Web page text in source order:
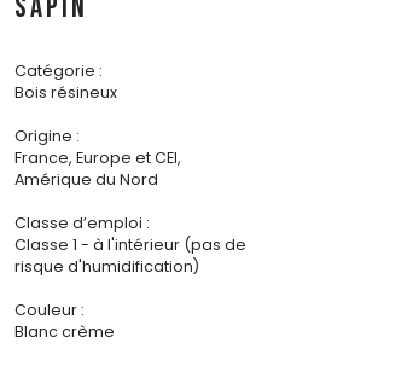
SAPIN
Catégorie :
Bois résineux
Origine :
France, Europe et CEI,
Amérique du Nord
Classe d’emploi :
Classe 1 - à l'intérieur (pas de
risque d'humidification)
Couleur :
Blanc crème